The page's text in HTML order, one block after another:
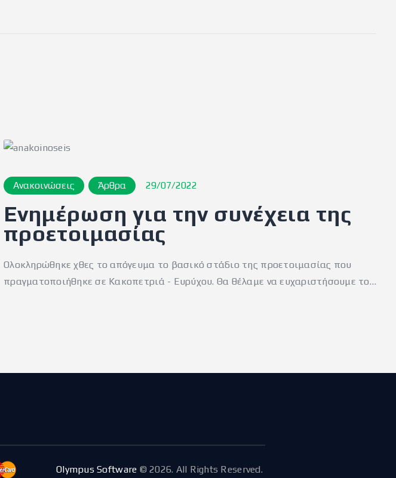
Ανακοινώσεις Άρθρα 29/07/2022
Ενημέρωση για την συνέχεια της
προετοιμασίας
Ολοκληρώθηκε χθες το απόγευμα το βασικό στάδιο της προετοιμασίας που
πραγματοποιήθηκε σε Κακοπετριά - Ευρύχου. Θα θέλαμε να ευχαριστήσουμε το…
Olympus Software © 2026. All Rights Reserved.